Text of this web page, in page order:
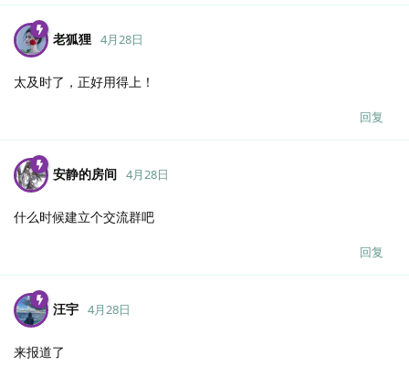
老狐狸 4月28日
太及时了，正好用得上！
回复
安静的房间 4月28日
什么时候建立个交流群吧
回复
汪宇 4月28日
来报道了